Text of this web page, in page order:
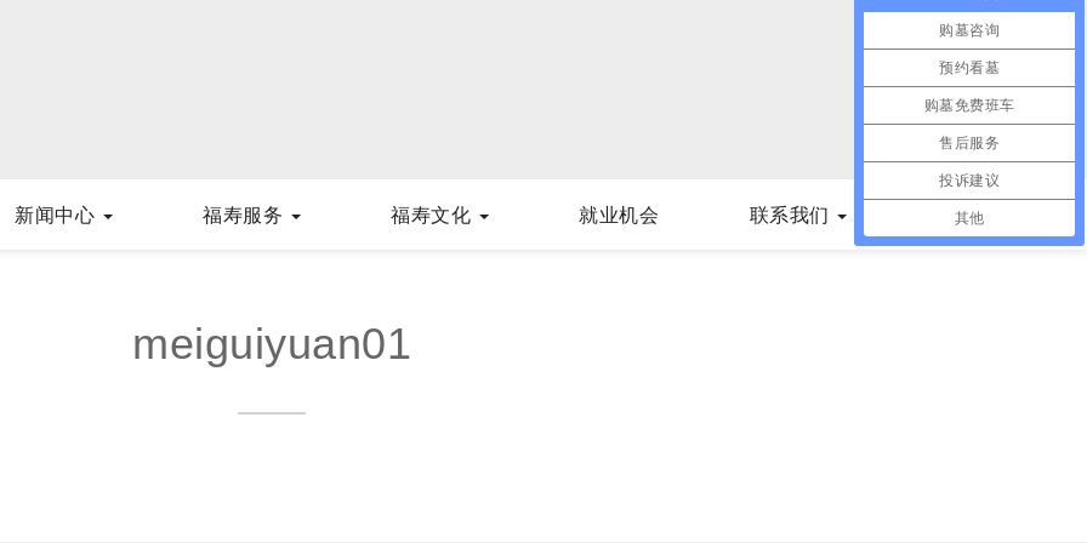
新闻中心 福寿服务 福寿文化 就业机会 联系我们
meiguiyuan01
购墓咨询
预约看墓
购墓免费班车
售后服务
投诉建议
其他